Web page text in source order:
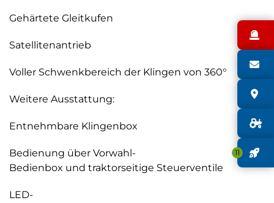
11
Gehärtete Gleitkufen
Satellitenantrieb
Voller Schwenkbereich der Klingen von 360°
Weitere Ausstattung:
Entnehmbare Klingenbox
Bedienung über Vorwahl-
Bedienbox und traktorseitige Steuerventile
LED-